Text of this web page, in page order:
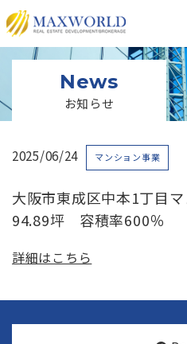
News
お知らせ
2025/06/24 マンション事業
大阪市東成区中本1丁目
94.89坪 容積率600％
詳細はこちら